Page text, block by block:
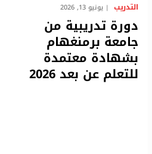
التدريب يونيو 13, 2026
دورة تدريبية من
جامعة برمنغهام
بشهادة معتمدة
للتعلم عن بعد 2026